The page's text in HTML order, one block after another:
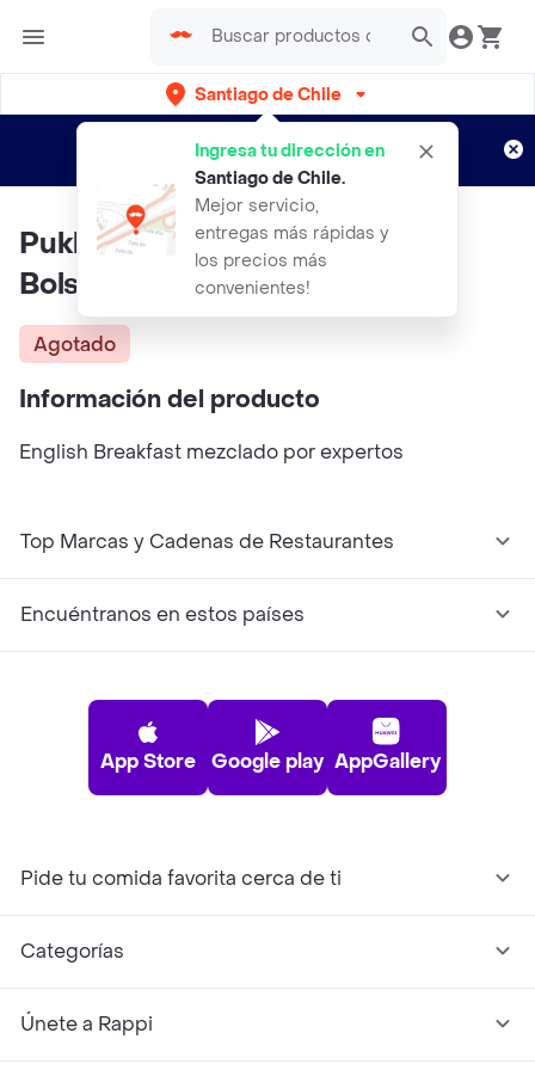
Santiago de Chile
Ingresa tu dirección en
Santiago de Chile.
Mejor servicio,
entregas más rápidas y
los precios más
convenientes!
envíos gratis por semanas
Aplican TyC
Pukka. English Breakfast (20
Bolsitas)
Agotado
Información del producto
English Breakfast mezclado por expertos
Top Marcas y Cadenas de Restaurantes
Encuéntranos en estos países
App Store Google play AppGallery
Pide tu comida favorita cerca de ti
Categorías
Únete a Rappi